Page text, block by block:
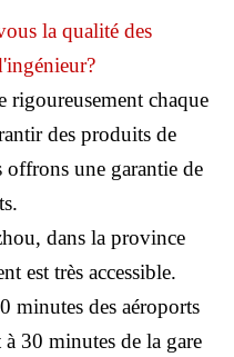
la qualité des
chaque
des produits de
une garantie de
dans la province
est très accessible.
minutes des aéroports
30 minutes de la gare